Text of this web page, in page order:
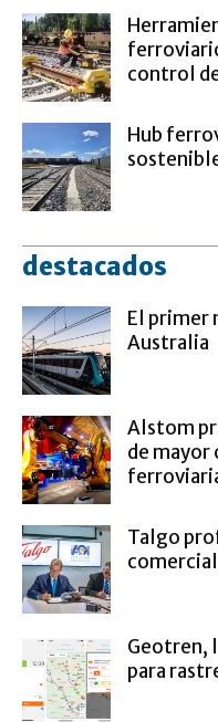
control
Hub
destacados
El primer
Australia
Alstom
de mayor
Talgo
Geotren,
para